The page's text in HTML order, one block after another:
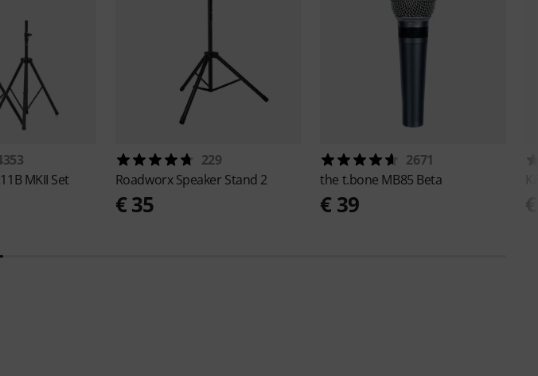
MKII Set
229
RoadworxSpeaker Stand 2
€ 35
2671
the t.bone MB85 Beta
€ 39